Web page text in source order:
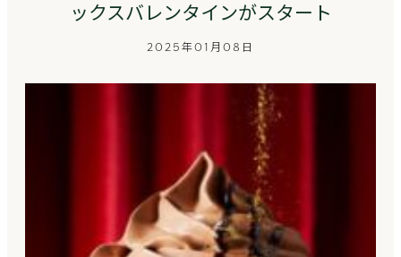
ックスバレンタインがスタート
2025年01月08日